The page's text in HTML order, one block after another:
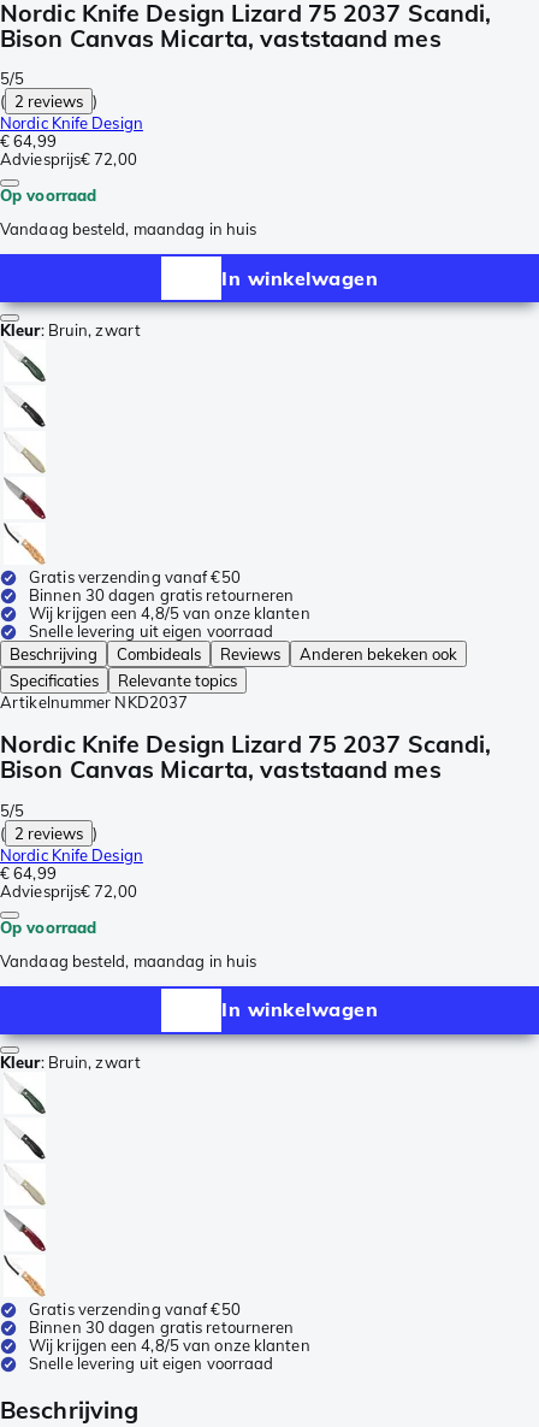
Nordic Knife Design Lizard 75 2037 Scandi,
Bison Canvas Micarta, vaststaand mes
5/5
( 2 reviews )
Nordic Knife Design
€ 64,99
Adviesprijs€ 72,00
Op voorraad
Vandaag besteld, maandag in huis
In winkelwagen
Kleur: Bruin, zwart
Gratis verzending vanaf €50
Binnen 30 dagen gratis retourneren
Wij krijgen een 4,8/5 van onze klanten
Snelle levering uit eigen voorraad
Beschrijving
Combideals Reviews
Anderen bekeken ook
Specificaties
Relevante topics
Artikelnummer NKD2037
Nordic Knife Design Lizard 75 2037 Scandi,
Bison Canvas Micarta, vaststaand mes
5/5
( 2 reviews )
Nordic Knife Design
€ 64,99
Adviesprijs€ 72,00
Op voorraad
Vandaag besteld, maandag in huis
In winkelwagen
Kleur: Bruin, zwart
Gratis verzending vanaf €50
Binnen 30 dagen gratis retourneren
Wij krijgen een 4,8/5 van onze klanten
Snelle levering uit eigen voorraad
Beschrijving